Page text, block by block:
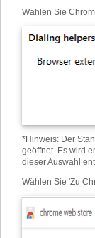
Wählen Sie
*Hinweis: Der
geöffnet. Es wird
dieser Auswahl
Wählen Sie 'Zu